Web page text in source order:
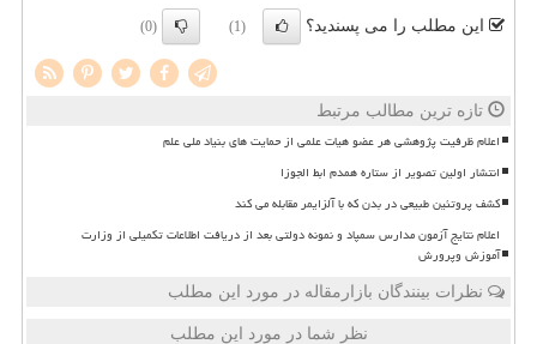
این مطلب را می پسندید؟ (1)
(0)
تازه ترین مطالب مرتبط
اعلام ظرفیت پژوهشی هر عضو هیات علمی از حمایت های بنیاد ملی علم
انتشار اولین تصویر از ستاره همدم ابط الجوزا
کشف پروتئین طبیعی در بدن که با آلزایمر مقابله می کند
اعلام نتایج آزمون مدارس سمپاد و نمونه دولتی بعد از دریافت اطلاعات تکمیلی از وزارت
آموزش وپرورش
نظرات بینندگان بازارمقاله در مورد این مطلب
نظر شما در مورد این مطلب